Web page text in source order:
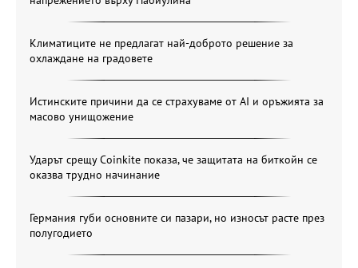
Климатиците не предлагат най-доброто решение за
охлаждане на градовете
Истинските причини да се страхуваме от AI и оръжията за
масово унищожение
Ударът срещу Coinkite показа, че защитата на биткойн се
оказва трудно начинание
Германия губи основните си пазари, но износът расте през
полугодието